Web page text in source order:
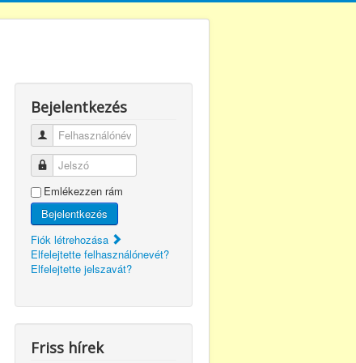
Bejelentkezés
Felhasználónév
Jelszó
Emlékezzen rám
Bejelentkezés
Fiók létrehozása
Elfelejtette felhasználónevét?
Elfelejtette jelszavát?
Friss hírek